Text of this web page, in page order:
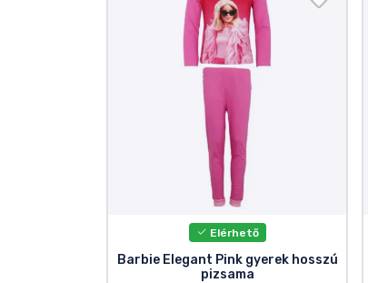
Elérhető
Barbie Elegant Pink gyerek hosszú
pizsama
Szállítás és fizetés
Sorozatos cuccok